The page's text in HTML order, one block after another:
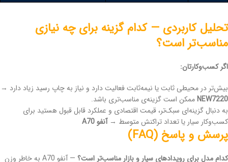
تحلیل کاربردی — کدام گزینه برای چه نیازی
مناسب‌تر است؟
اگر کسب‌وکارتان:
بیش‌تر در محیطی ثابت یا نیمه‌ثابت فعالیت دارد و نیاز به چاپ رسید زیاد دارد →
NEW7220ممکن است گزینه‌ی مناسب‌تری باشد.
به دنبال گزینه‌ای سبک‌تر، قیمت اقتصادی و عملکرد قابل قبول هستید برای
کسب‌وکار سیار یا تعداد تراکنش متوسط →آنفو A70
پرسش و پاسخ (FAQ)
کدام مدل برای رویدادهای سیار و بازار مناسب‌تر است؟ — آنفو A70 به خاطر وزن